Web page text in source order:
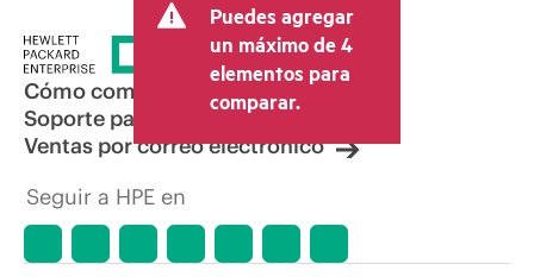
Puedes agregar
un máximo de 4
elementos para
comparar.
Cómo comprar
Soporte para productos
Ventas por correo electrónico
Seguir a HPE en